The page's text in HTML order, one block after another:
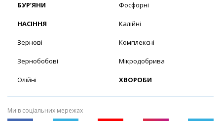
БУР’ЯНИ
НАСІННЯ
Зернові
Зернобобові
Олійні
Фосфорні
Калійні
Комплексні
Мікродобрива
ХВОРОБИ
Ми в соціальних мережах